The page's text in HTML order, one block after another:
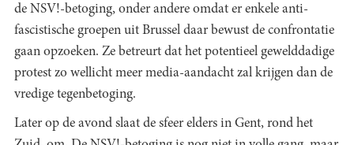
de NSV!-betoging, onder andere omdat er enkele anti-
fascistische groepen uit Brussel daar bewust de confrontatie
gaan opzoeken. Ze betreurt dat het potentieel gewelddadige
protest zo wellicht meer media-aandacht zal krijgen dan de
vredige tegenbetoging.
Later op de avond slaat de sfeer elders in Gent, rond het